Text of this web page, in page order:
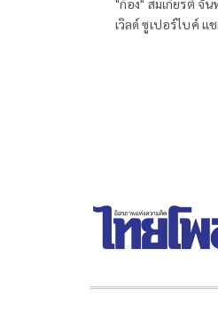
"ก้อง" สมเกียรติ จั
เวิลด์ ซูเปอร์ไบค์ แ